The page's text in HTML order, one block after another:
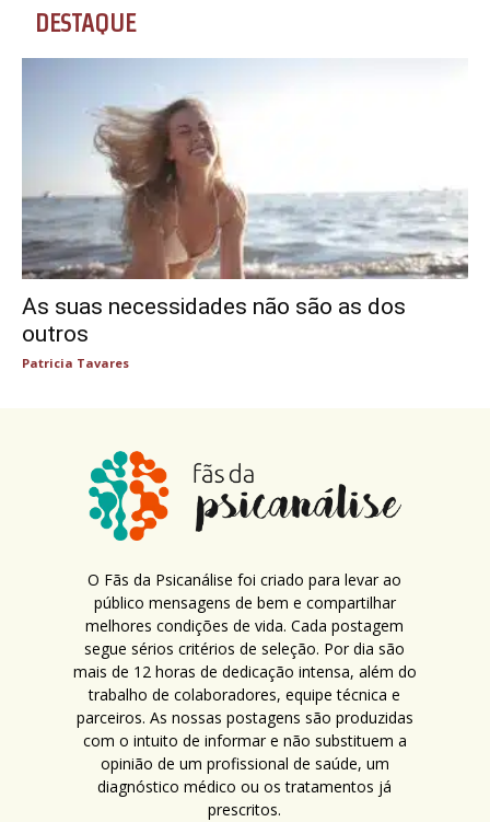
DESTAQUE
As suas necessidades não são as dos
outros
Patricia Tavares
O Fãs da Psicanálise foi criado para levar ao
público mensagens de bem e compartilhar
melhores condições de vida. Cada postagem
segue sérios critérios de seleção. Por dia são
mais de 12 horas de dedicação intensa, além do
trabalho de colaboradores, equipe técnica e
parceiros. As nossas postagens são produzidas
com o intuito de informar e não substituem a
opinião de um profissional de saúde, um
diagnóstico médico ou os tratamentos já
prescritos.